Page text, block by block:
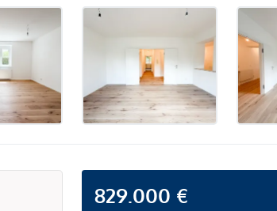
829.000 €